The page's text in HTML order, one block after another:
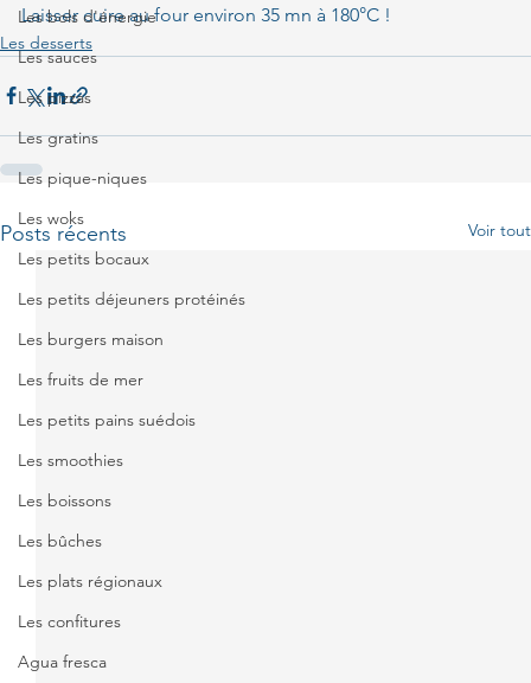
Les bols d'énergie
Les sauces
Les pizzas
Les gratins
Les pique-niques
Les woks
Les petits bocaux
Les petits déjeuners protéinés
Les burgers maison
Les fruits de mer
Les petits pains suédois
Les smoothies
Les boissons
Les bûches
Les plats régionaux
Les confitures
Agua fresca
Laisser cuire au four environ 35 mn à 180°C !
Les desserts
Posts récents Voir tout